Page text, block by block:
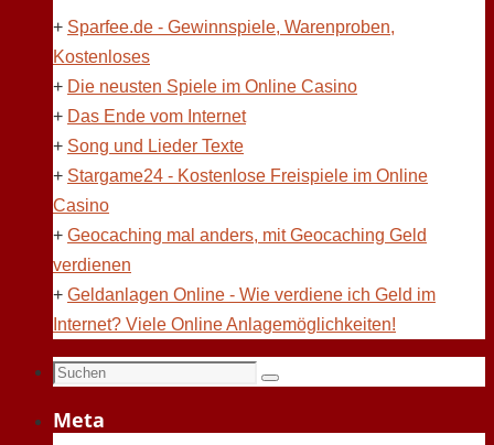
+ Sparfee.de - Gewinnspiele, Warenproben,
Kostenloses
+ Die neusten Spiele im Online Casino
+ Das Ende vom Internet
+ Song und Lieder Texte
+ Stargame24 - Kostenlose Freispiele im Online
Casino
+ Geocaching mal anders, mit Geocaching Geld
verdienen
+ Geldanlagen Online - Wie verdiene ich Geld im
Internet? Viele Online Anlagemöglichkeiten!
Suchen
Suchen
Meta